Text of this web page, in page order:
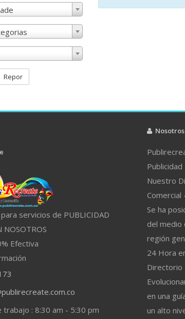
Repor
servicios de PUBLICIDAD
NOSOTROS
Efectiva
trabajo : 8:30 am - 5:30 pm
Nosotros
Nuestro
Se ha
del medio
región
24 Hora
Directorio
en una
un alto